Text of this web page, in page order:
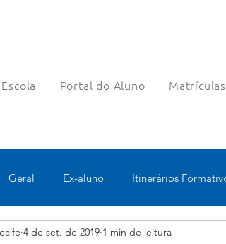
Portal do Aluno Matrículas
Geral Ex-aluno Itinerários
Médio Pastoral Esportes
4 de set. de 2019 1 min de leitura